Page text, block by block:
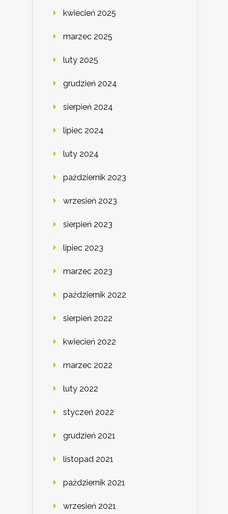
kwiecień 2025
marzec 2025
luty 2025
grudzień 2024
sierpień 2024
lipiec 2024
luty 2024
październik 2023
wrzesień 2023
sierpień 2023
lipiec 2023
marzec 2023
październik 2022
sierpień 2022
kwiecień 2022
marzec 2022
luty 2022
styczeń 2022
grudzień 2021
listopad 2021
październik 2021
wrzesień 2021